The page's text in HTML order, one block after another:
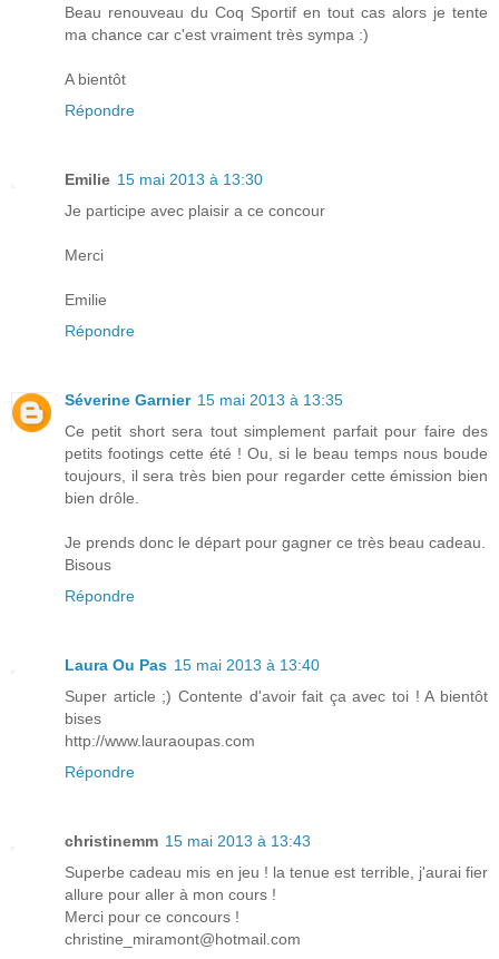
Beau renouveau du Coq Sportif en tout cas alors je tente
ma chance car c'est vraiment très sympa :)
A bientôt
Répondre
Emilie 15 mai 2013 à 13:30
Je participe avec plaisir a ce concour
Merci
Emilie
Répondre
Séverine Garnier 15 mai 2013 à 13:35
Ce petit short sera tout simplement parfait pour faire des
petits footings cette été ! Ou, si le beau temps nous boude
toujours, il sera très bien pour regarder cette émission bien
bien drôle.
Je prends donc le départ pour gagner ce très beau cadeau.
Bisous
Répondre
Laura Ou Pas 15 mai 2013 à 13:40
Super article ;) Contente d'avoir fait ça avec toi ! A bientôt
bises
http://www.lauraoupas.com
Répondre
christinemm 15 mai 2013 à 13:43
Superbe cadeau mis en jeu ! la tenue est terrible, j'aurai fier
allure pour aller à mon cours !
Merci pour ce concours !
christine_miramont@hotmail.com